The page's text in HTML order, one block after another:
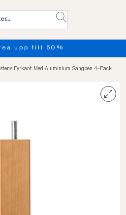
upp till 50%
Fyrkant Med Aluminium Sängben 4-Pack